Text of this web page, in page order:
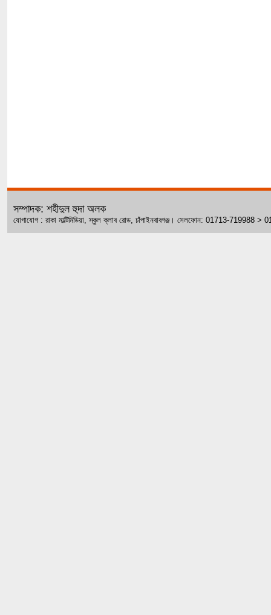
সম্পাদক: শহীদুল হুদা অলক
যোগাযোগ : রাকা মাল্টিমিডিয়া, স্কুল ক্লাব রোড, চাঁপাইনবাবগঞ্জ। সেলফোন: 01713-